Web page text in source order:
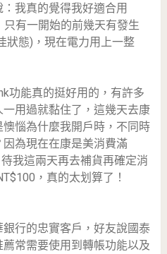
我真的覺得我好適合用
有一開始的前幾天有發生
狀態)，現在電力用上一整
功能真的挺好用的，有許多
用過就黏住了，這幾天去康
惱為什麼我開戶時，不同時
為現在在康是美消費滿
我這兩天再去補貨再確定消
，真的太划算了！
行的忠實客戶，好友說國泰
常需要使用到轉帳功能以及